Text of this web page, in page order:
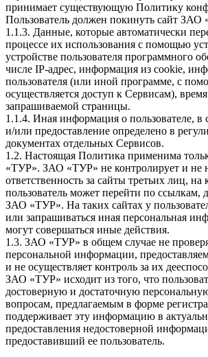
принимает существующую Политику
Пользователь должен покинуть сайт ЗАО
1.1.3. Данные, которые автоматически
процессе их использования с помощью
устройстве пользователя программного
числе IP-адрес, информация из cookie,
пользователя (или иной программе, с
осуществляется доступ к Сервисам),
запрашиваемой страницы.
1.1.4. Иная информация о пользователе, в
и/или предоставление определено в
документах отдельных Сервисов.
1.2. Настоящая Политика применима
«ТУР». ЗАО «ТУР» не контролирует и не
ответственность за сайты третьих лиц, на
пользователь может перейти по ссылкам,
ЗАО «ТУР». На таких сайтах у
или запрашиваться иная персональная
могут совершаться иные действия.
1.3. ЗАО «ТУР» в общем случае не
персональной информации,
и не осуществляет контроль за их
ЗАО «ТУР» исходит из того, что
достоверную и достаточную
вопросам, предлагаемым в форме
поддерживает эту информацию в
предоставления недостоверной
предоставивший ее пользователь.